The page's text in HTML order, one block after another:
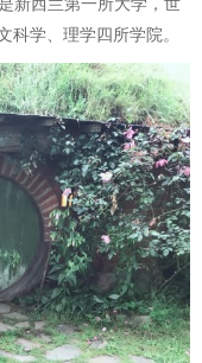
新西兰第一所大学，世
科学、理学四所学院。